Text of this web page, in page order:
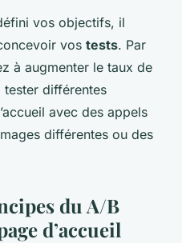
vos objectifs, il
vos tests. Par
à augmenter le taux de
différentes
avec des appels
différentes ou des
du A/B
d’accueil